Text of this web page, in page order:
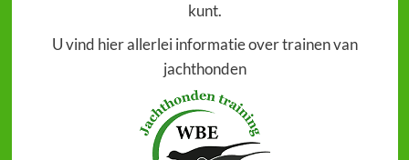
kunt.
U vind hier allerlei informatie over trainen van
jachthonden